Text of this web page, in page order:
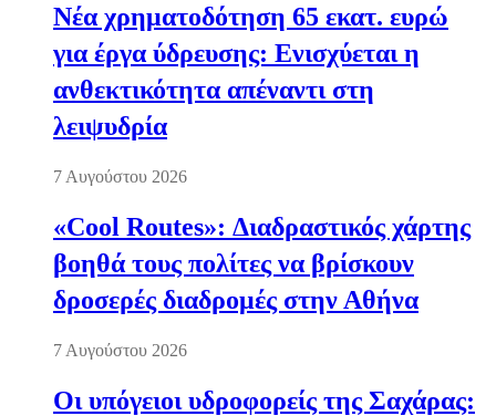
Νέα χρηματοδότηση 65 εκατ. ευρώ
για έργα ύδρευσης: Ενισχύεται η
ανθεκτικότητα απέναντι στη
λειψυδρία
7 Αυγούστου 2026
«Cool Routes»: Διαδραστικός χάρτης
βοηθά τους πολίτες να βρίσκουν
δροσερές διαδρομές στην Αθήνα
7 Αυγούστου 2026
Οι υπόγειοι υδροφορείς της Σαχάρας: